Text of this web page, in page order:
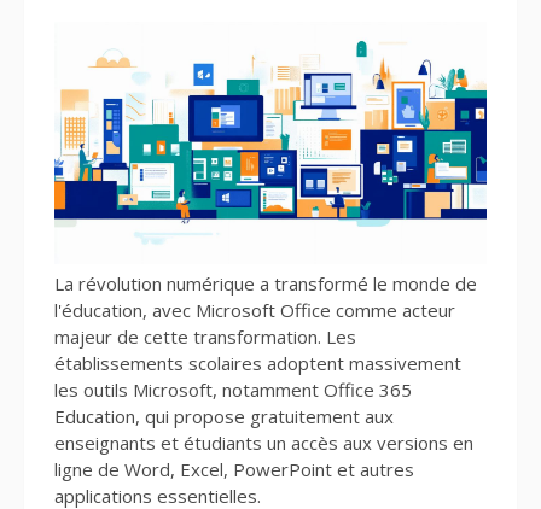
La révolution numérique a transformé le monde de
l'éducation, avec Microsoft Office comme acteur
majeur de cette transformation. Les
établissements scolaires adoptent massivement
les outils Microsoft, notamment Office 365
Education, qui propose gratuitement aux
enseignants et étudiants un accès aux versions en
ligne de Word, Excel, PowerPoint et autres
applications essentielles.